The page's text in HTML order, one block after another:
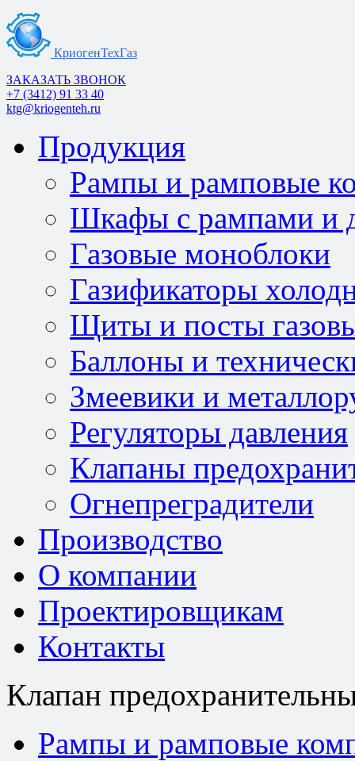
КриогенТехГаз
ЗАКАЗАТЬ ЗВОНОК
+7 (3412) 91 33 40
ktg@kriogenteh.ru
Продукция
Рампы и рамповые
Шкафы с рампами и
Газовые моноблоки
Газификаторы
Щиты и посты
Баллоны и
Змеевики и
Регуляторы давления
Клапаны
Огнепреградители
Производство
О компании
Проектировщикам
Контакты
Клапан
Рампы и рамповые